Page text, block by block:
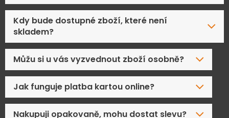
Kdy bude dostupné zboží, které není
skladem?
Můžu si u vás vyzvednout zboží osobně?
Jak funguje platba kartou online?
Nakupuji opakovaně, mohu dostat slevu?